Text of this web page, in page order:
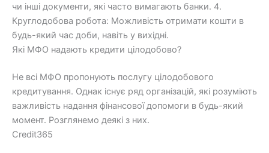
чи інші документи, які часто вимагають банки. 4.
Круглодобова робота: Можливість отримати кошти в
будь-який час доби, навіть у вихідні.
Які МФО надають кредити цілодобово?
Не всі МФО пропонують послугу цілодобового
кредитування. Однак існує ряд організацій, які розуміють
важливість надання фінансової допомоги в будь-який
момент. Розглянемо деякі з них.
Credit365